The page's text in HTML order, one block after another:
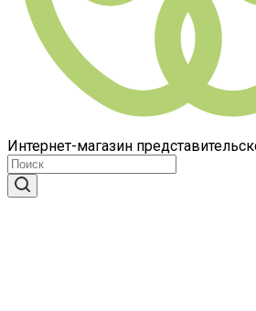
Интернет-магазин